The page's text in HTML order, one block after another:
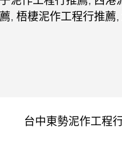
, 梧棲泥作工程行推薦,
台中東勢泥作工程